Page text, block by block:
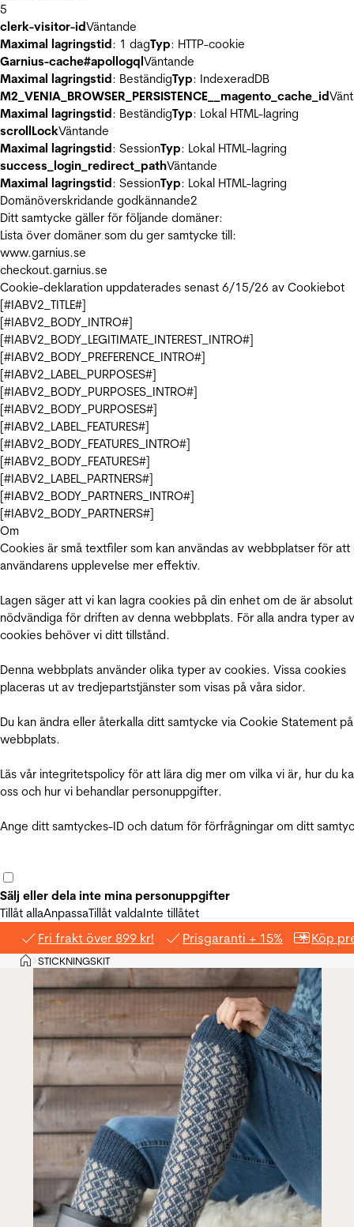
5
clerk-visitor-idVäntande
Maximal lagringstid: 1 dagTyp: HTTP-cookie
Garnius-cache#apollogqlVäntande
Maximal lagringstid: BeständigTyp: IndexeradDB
M2_VENIA_BROWSER_PERSISTENCE__magento_cache_id
Maximal lagringstid: BeständigTyp: Lokal HTML-lagring
scrollLockVäntande
Maximal lagringstid: SessionTyp: Lokal HTML-lagring
success_login_redirect_pathVäntande
Maximal lagringstid: SessionTyp: Lokal HTML-lagring
Domänöverskridande godkännande2
Ditt samtycke gäller för följande domäner:
Lista över domäner som du ger samtycke till:
www.garnius.se
checkout.garnius.se
Cookie-deklaration uppdaterades senast 6/15/26 av Cookiebot
[#IABV2_TITLE#]
[#IABV2_BODY_INTRO#]
[#IABV2_BODY_LEGITIMATE_INTEREST_INTRO#]
[#IABV2_BODY_PREFERENCE_INTRO#]
[#IABV2_LABEL_PURPOSES#]
[#IABV2_BODY_PURPOSES_INTRO#]
[#IABV2_BODY_PURPOSES#]
[#IABV2_LABEL_FEATURES#]
[#IABV2_BODY_FEATURES_INTRO#]
[#IABV2_BODY_FEATURES#]
[#IABV2_LABEL_PARTNERS#]
[#IABV2_BODY_PARTNERS_INTRO#]
[#IABV2_BODY_PARTNERS#]
Om
Cookies är små textfiler som kan användas av webbplatser för att
användarens upplevelse mer effektiv.
Lagen säger att vi kan lagra cookies på din enhet om de är absolut
nödvändiga för driften av denna webbplats. För alla andra typer av
cookies behöver vi ditt tillstånd.
Denna webbplats använder olika typer av cookies. Vissa cookies
placeras ut av tredjepartstjänster som visas på våra sidor.
Du kan ändra eller återkalla ditt samtycke via Cookie Statement
webbplats.
Läs vår integritetspolicy för att lära dig mer om vilka vi är, hur du
oss och hur vi behandlar personuppgifter.
Ange ditt samtyckes-ID och datum för förfrågningar om ditt
Sälj eller dela inte mina personuppgifter
Tillåt allaAnpassaTillåt valdaInte tillåtet
Fri frakt över 899 kr! Prisgaranti + 15% Köp
Hem
>STICKNINGSKIT